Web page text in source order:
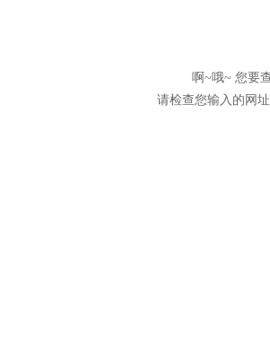
啊~哦~ 您要
请检查您输入的网